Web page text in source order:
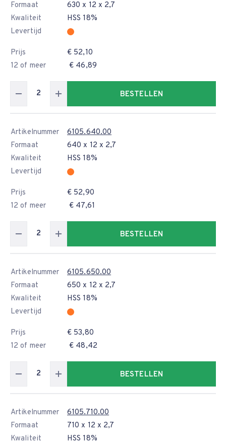
Formaat
630 x 12 x 2,7
Kwaliteit
HSS 18%
Levertijd
Prijs
€ 52,10
12 of meer
€ 46,89
BESTELLEN
Artikelnummer
6105.640.00
Formaat
640 x 12 x 2,7
Kwaliteit
HSS 18%
Levertijd
Prijs
€ 52,90
12 of meer
€ 47,61
BESTELLEN
Artikelnummer
6105.650.00
Formaat
650 x 12 x 2,7
Kwaliteit
HSS 18%
Levertijd
Prijs
€ 53,80
12 of meer
€ 48,42
BESTELLEN
Artikelnummer
6105.710.00
Formaat
710 x 12 x 2,7
Kwaliteit
HSS 18%